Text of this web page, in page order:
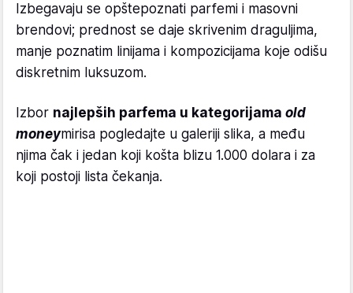
Izbegavaju se opštepoznati parfemi i masovni
brendovi; prednost se daje skrivenim draguljima,
manje poznatim linijama i kompozicijama koje odišu
diskretnim luksuzom.
Izbor najlepših parfema u kategorijama old
moneymirisa pogledajte u galeriji slika, a među
njima čak i jedan koji košta blizu 1.000 dolara i za
koji postoji lista čekanja.